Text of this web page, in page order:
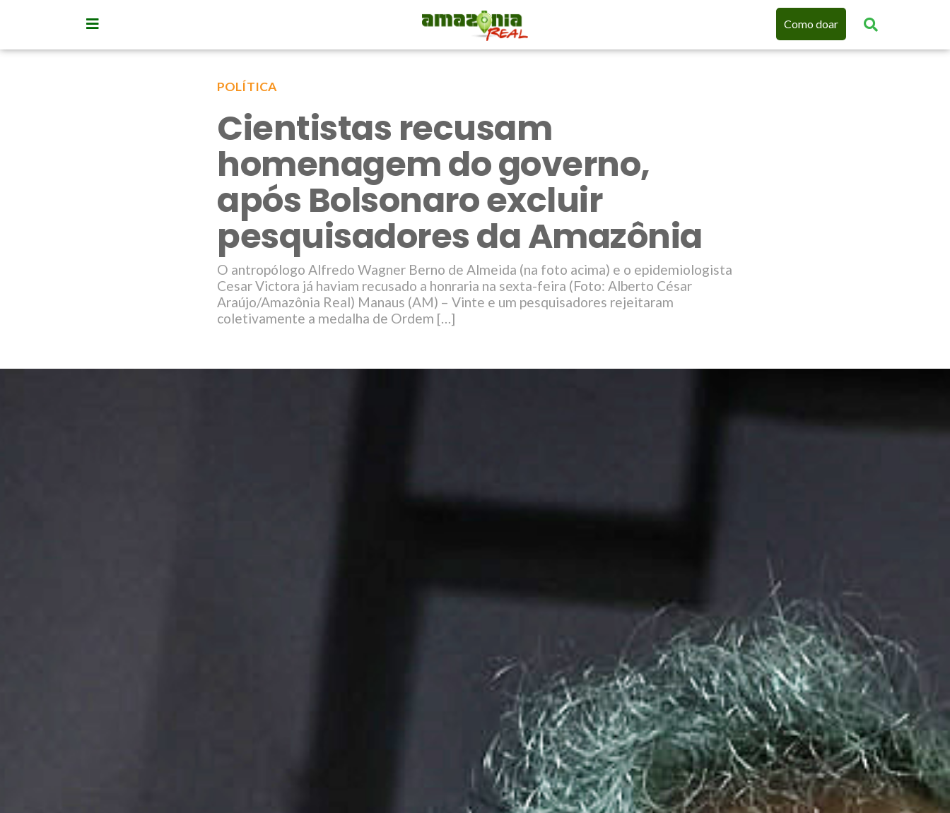
Como doar
POLÍTICA
Cientistas recusam
homenagem do governo,
após Bolsonaro excluir
pesquisadores da Amazônia
O antropólogo Alfredo Wagner Berno de Almeida (na foto acima) e o epidemiologista
Cesar Victora já haviam recusado a honraria na sexta-feira (Foto: Alberto César
Araújo/Amazônia Real) Manaus (AM) – Vinte e um pesquisadores rejeitaram
coletivamente a medalha de Ordem […]